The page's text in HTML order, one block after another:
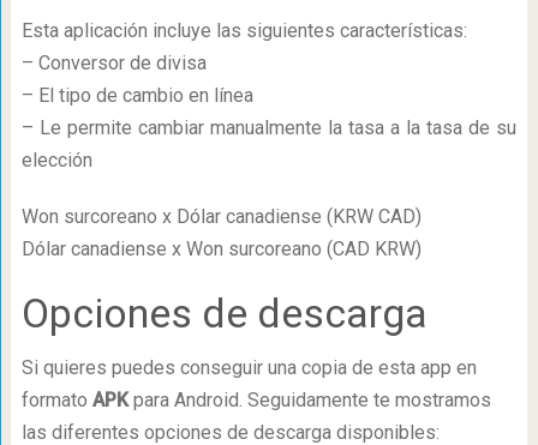
Esta aplicación incluye las siguientes características:
– Conversor de divisa
– El tipo de cambio en línea
– Le permite cambiar manualmente la tasa a la tasa de su
elección
Won surcoreano x Dólar canadiense (KRW CAD)
Dólar canadiense x Won surcoreano (CAD KRW)
Opciones de descarga
Si quieres puedes conseguir una copia de esta app en
formato APKpara Android. Seguidamente te mostramos
las diferentes opciones de descarga disponibles: